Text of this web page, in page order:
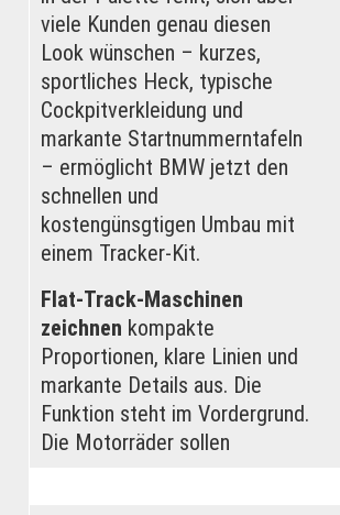
viele Kunden genau diesen
Look wünschen – kurzes,
sportliches Heck, typische
Cockpitverkleidung und
markante Startnummerntafeln
– ermöglicht BMW jetzt den
schnellen und
kostengünsgtigen Umbau mit
einem Tracker-Kit.
Flat-Track-Maschinen
zeichnen kompakte
Proportionen, klare Linien und
markante Details aus. Die
Funktion steht im Vordergrund.
Die Motorräder sollen